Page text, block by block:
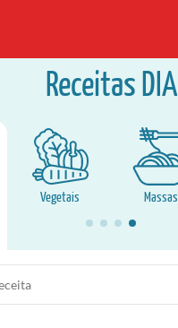
Receitas DIA
Vegetais Massas